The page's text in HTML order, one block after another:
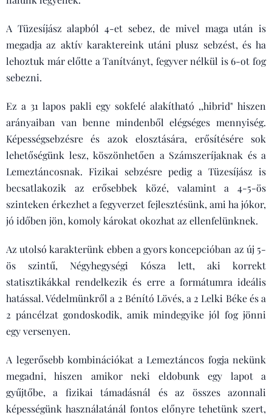
A Tüzesíjász alapból 4-et sebez, de mivel maga után is
megadja az aktív karaktereink utáni plusz sebzést, és ha
lehoztuk már előtte a Tanítványt, fegyver nélkül is 6-ot fog
sebezni.
Ez a 31 lapos pakli egy sokfelé alakítható ,,hibrid" hiszen
arányaiban van benne mindenből elégséges mennyiség.
Képességsebzésre és azok elosztására, erősítésére sok
lehetőségünk lesz, köszönhetően a Számszeríjaknak és a
Lemeztáncosnak. Fizikai sebzésre pedig a Tüzesíjász is
becsatlakozik az erősebbek közé, valamint a 4-5-ös
szinteken érkezhet a fegyverzet fejlesztésünk, ami ha jókor,
jó időben jön, komoly károkat okozhat az ellenfelünknek.
Az utolsó karakterünk ebben a gyors koncepcióban az új 5-
ös szintű, Négyhegységi Kósza lett, aki korrekt
statisztikákkal rendelkezik és erre a formátumra ideális
hatással. Védelmünkről a 2 Bénító Lövés, a 2 Lelki Béke és a
2 páncélzat gondoskodik, amik mindegyike jól fog jönni
egy versenyen.
A legerősebb kombinációkat a Lemeztáncos fogja nekünk
megadni, hiszen amikor neki eldobunk egy lapot a
gyűjtőbe, a fizikai támadásnál és az összes azonnali
képességünk használatánál fontos előnyre tehetünk szert,